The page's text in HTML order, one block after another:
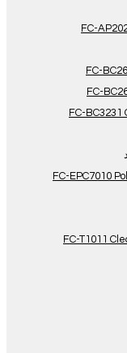
FC-
FC-
FC-
FC-
FC-EPC7010
FC-T1011